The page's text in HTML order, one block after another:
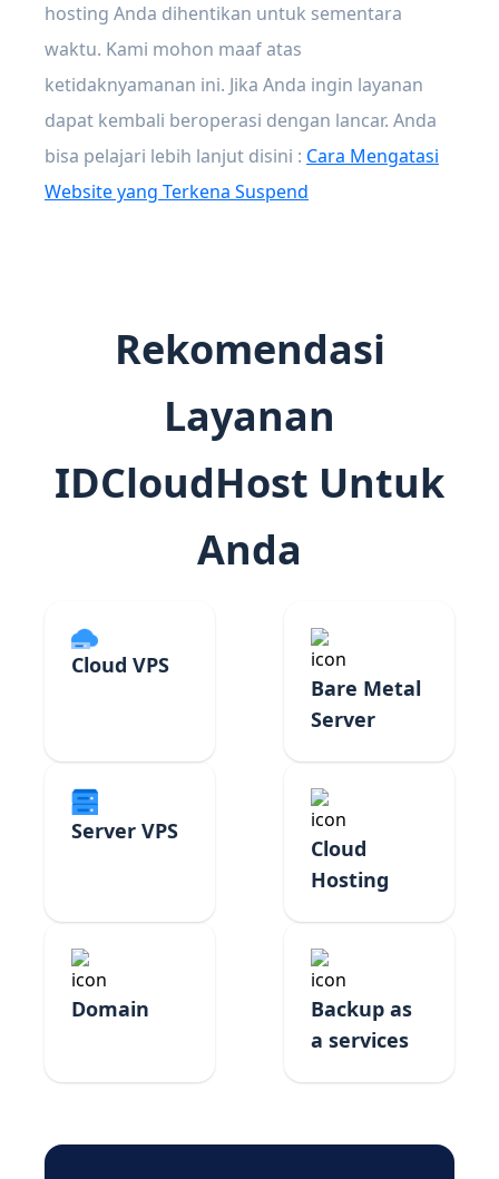
hosting Anda dihentikan untuk sementara
waktu. Kami mohon maaf atas
ketidaknyamanan ini. Jika Anda ingin layanan
dapat kembali beroperasi dengan lancar. Anda
bisa pelajari lebih lanjut disini : Cara Mengatasi
Website yang Terkena Suspend
Rekomendasi
Layanan
IDCloudHost Untuk
Anda
Cloud VPS
Bare Metal
Server
Server VPS
Cloud
Hosting
Domain
Backup as
a services